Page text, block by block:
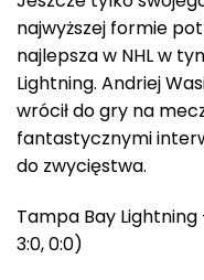
najwyższej formie
najlepsza w NHL w
Lightning. Andriej
wrócił do gry na
fantastycznymi
do zwycięstwa.
Tampa Bay Lightning
3:0, 0:0)